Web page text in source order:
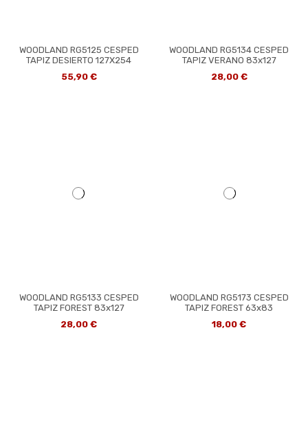
WOODLAND RG5125 CESPED
TAPIZ DESIERTO 127X254
55,90 €
WOODLAND RG5134 CESPED
TAPIZ VERANO 83x127
28,00 €
WOODLAND RG5133 CESPED
TAPIZ FOREST 83x127
28,00 €
WOODLAND RG5173 CESPED
TAPIZ FOREST 63x83
18,00 €